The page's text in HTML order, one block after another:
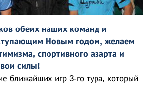
обеих наших команд и
Новым годом, желаем
спортивного азарта и
силы!
ближайших игр 3-го тура, который